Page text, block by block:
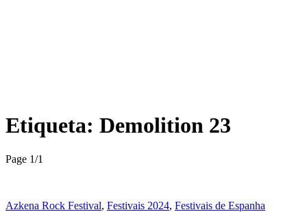
Etiqueta: Demolition 23
Page 1/1
Azkena Rock Festival, Festivais 2024, Festivais de Espanha